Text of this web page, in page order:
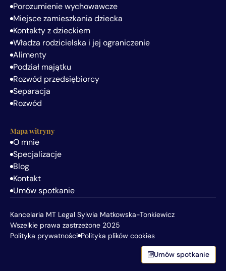
Porozumienie wychowawcze
Miejsce zamieszkania dziecka
Kontakty z dzieckiem
Władza rodzicielska i jej ograniczenie
Alimenty
Podział majątku
Rozwód przedsiębiorcy
Separacja
Rozwód
Mapa witryny
O mnie
Specjalizacje
Blog
Kontakt
Umów spotkanie
Kancelaria MT Legal Sylwia Matkowska-Tonkiewicz
Wszelkie prawa zastrzeżone 2025
Polityka prywatności Polityka plików cookies
Umów spotkanie